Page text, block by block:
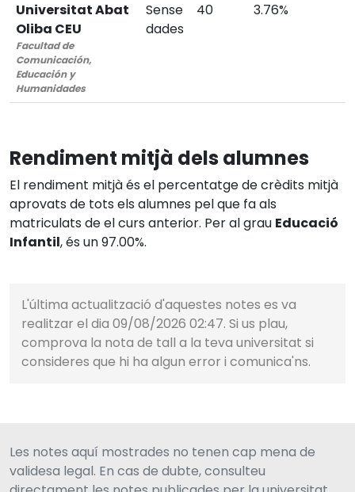
Universitat Abat
Oliba CEU
Facultad de
Comunicación,
Educación y
Humanidades
Sense
dades
40 3.76%
Rendiment mitjà dels alumnes
El rendiment mitjà és el percentatge de crèdits mitjà
aprovats de tots els alumnes pel que fa als
matriculats de el curs anterior. Per al grau Educació
Infantil, és un 97.00%.
L'última actualització d'aquestes notes es va
realitzar el dia 09/08/2026 02:47. Si us plau,
comprova la nota de tall a la teva universitat si
consideres que hi ha algun error i comunica'ns.
Les notes aquí mostrades no tenen cap mena de
validesa legal. En cas de dubte, consulteu